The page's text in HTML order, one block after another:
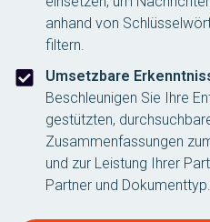
anhand von
filtern.
Umsetzbare
Beschleunigen Sie Ihre
gestützten,
Zusammenfassungen
und zur Leistung Ihrer
Partner und Dokumenttyp.